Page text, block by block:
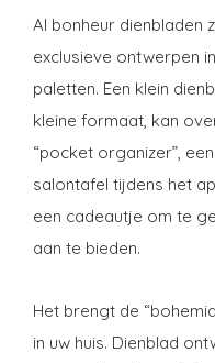
Al bonheur dienbladen
exclusieve ontwerpen
paletten. Een klein
kleine formaat, kan
“pocket organizer”,
salontafel tijdens het
een cadeautje om te
aan te bieden.
Het brengt de
in uw huis. Dienblad